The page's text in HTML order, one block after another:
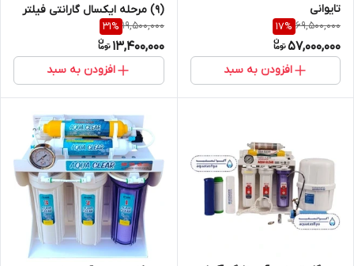
تایوانی
69,500,000
17%
57,000,000
افزودن به سبد
(9) مرحله ایکسال گارانتی فیلتر
معدنی ساز پمپ تایوان تسفیه
آب تسویه آب تصویه آب آب
شیرین کن
19,500,000
31%
13,400,000
افزودن به سبد